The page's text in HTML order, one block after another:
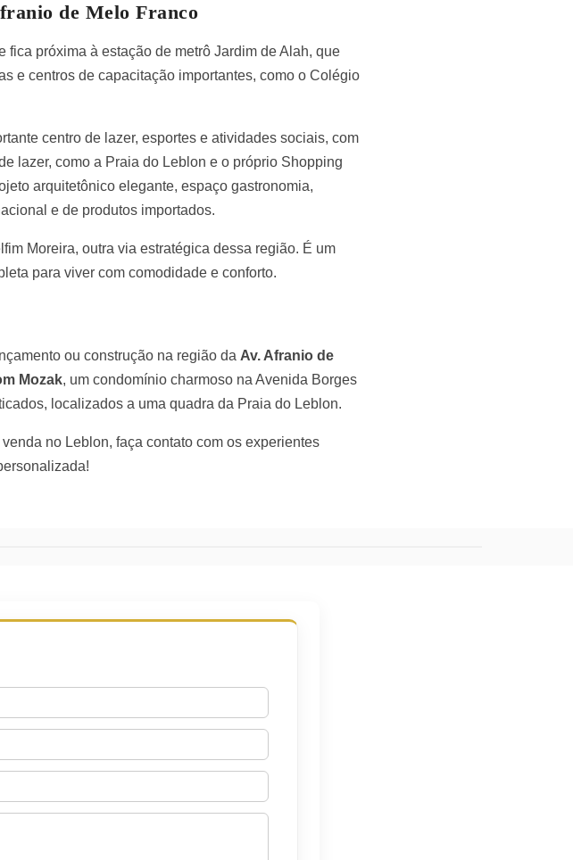
de Melo Franco
fica próxima à estação de metrô Jardim de Alah, que
e centros de capacitação importantes, como o Colégio
centro de lazer, esportes e atividades sociais, com
lazer, como a Praia do Leblon e o próprio Shopping
arquitetônico elegante, espaço gastronomia,
e de produtos importados.
Moreira, outra via estratégica dessa região. É um
para viver com comodidade e conforto.
ou construção na região da Av. Afranio de
Mozak, um condomínio charmoso na Avenida Borges
localizados a uma quadra da Praia do Leblon.
venda no Leblon, faça contato com os experientes